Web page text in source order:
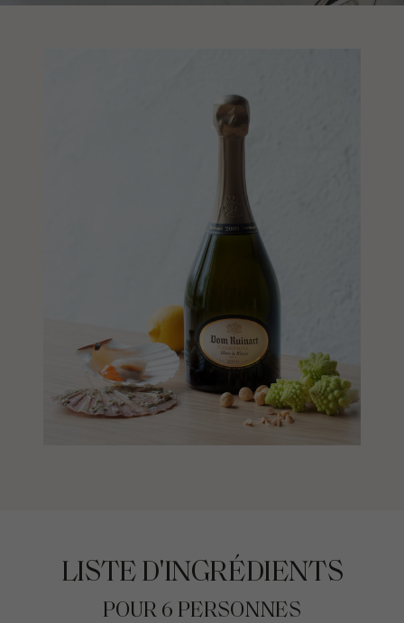
LISTE D'INGRÉDIENTS
POUR 6 PERSONNES